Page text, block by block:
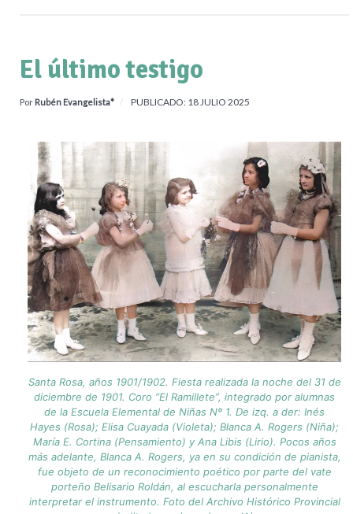
El último testigo
Por Rubén Evangelista* PUBLICADO: 18 JULIO 2025
Santa Rosa, años 1901/1902. Fiesta realizada la noche del 31 de
diciembre de 1901. Coro “El Ramillete”, integrado por alumnas
de la Escuela Elemental de Niñas Nº 1. De izq. a der: Inés
Hayes (Rosa); Elisa Cuayada (Violeta); Blanca A. Rogers (Niña);
María E. Cortina (Pensamiento) y Ana Libis (Lirio). Pocos años
más adelante, Blanca A. Rogers, ya en su condición de pianista,
fue objeto de un reconocimiento poético por parte del vate
porteño Belisario Roldán, al escucharla personalmente
interpretar el instrumento. Foto del Archivo Histórico Provincial